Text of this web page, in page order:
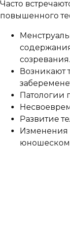
Часто
повышенного
созревания.
Возникают
Патологии
Развитие
Изменения